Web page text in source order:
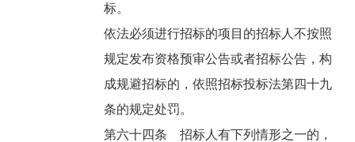
标。
依法必须进行招标的项目的招标人不按照
规定发布资格预审公告或者招标公告，构
成规避招标的，依照招标投标法第四十九
条的规定处罚。
第六十四条 招标人有下列情形之一的，